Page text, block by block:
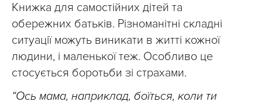
Книжка для самостійних дітей та
обережних батьків. Різноманітні складні
ситуації можуть виникати в житті кожної
людини, і маленької теж. Особливо це
стосується боротьби зі страхами.
“Ось мама, наприклад, боїться, коли ти